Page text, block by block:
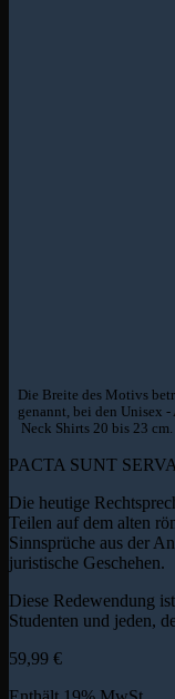
Die Breite des Motivs
genannt, bei den Unisex
Neck Shirts 20 bis 23
PACTA SUNT
Die heutige
Teilen auf dem alten
Sinnsprüche aus der
juristische Geschehen.
Diese Redewendung
Studenten und jeden,
59,99 €